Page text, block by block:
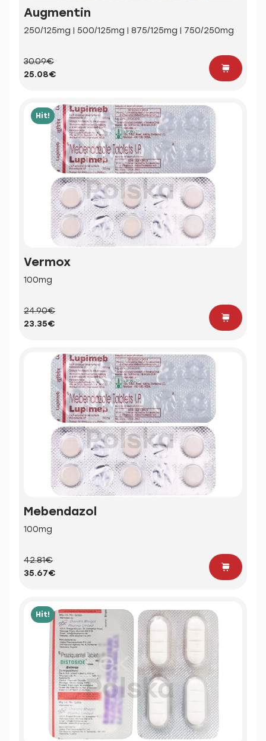
Augmentin
250/125mg | 500/125mg | 875/125mg | 750/250mg
30.09€
25.08€
Hit!
Vermox
100mg
24.90€
23.35€
Mebendazol
100mg
42.81€
35.67€
Hit!